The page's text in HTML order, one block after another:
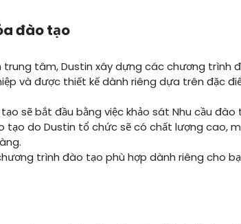
đào tạo
trung tâm, Dustin xây dựng các chương trình
và được thiết kế dành riêng dựa trên đặc
sẽ bắt đầu bằng việc khảo sát Nhu cầu đào
tạo do Dustin tổ chức sẽ có chất lượng cao,
trình đào tạo phù hợp dành riêng cho